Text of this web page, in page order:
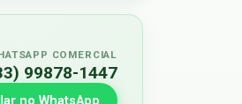
COMERCIAL
99878-1447
no WhatsApp